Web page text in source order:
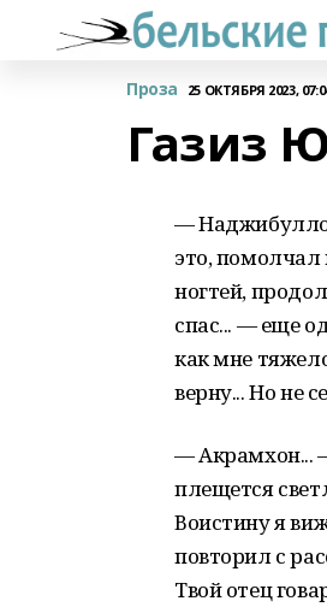
Проза 25 ОКТЯБРЯ 2023,
Газиз
— Наджибулло,
это,
ногтей,
спас... — еще
как мне
верну... Но не
— Акрамхон...
плещется
Воистину я
повторил с
Твой отец